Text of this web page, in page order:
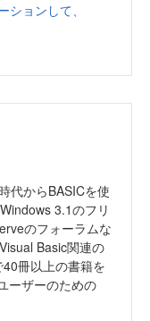
ョンして、
代からBASICを使
3.1のフリ
のフォーラムな
Basic関連の
冊以上の書籍を
ーザーのための